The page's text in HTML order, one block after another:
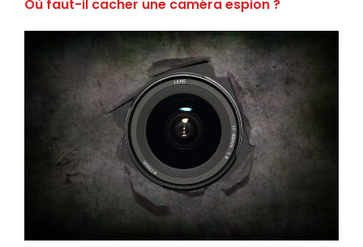
Où faut-il cacher une caméra espion ?